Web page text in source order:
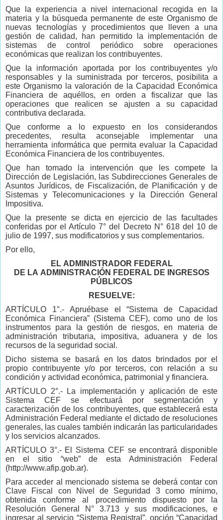
Que la experiencia a nivel internacional recogida en la
materia y la búsqueda permanente de este Organismo de
nuevas tecnologías y procedimientos que lleven a una
gestión de calidad, han permitido la implementación de
sistemas de control periódico sobre operaciones
económicas que realizan los contribuyentes.
Que la información aportada por los contribuyentes y/o
responsables y la suministrada por terceros, posibilita a
este Organismo la valoración de la Capacidad Económica
Financiera de aquéllos, en orden a fiscalizar que las
operaciones que realicen se ajusten a su capacidad
contributiva declarada.
Que conforme a lo expuesto en los considerandos
precedentes, resulta aconsejable implementar una
herramienta informática que permita evaluar la Capacidad
Económica Financiera de los contribuyentes.
Que han tomado la intervención que les compete la
Dirección de Legislación, las Subdirecciones Generales de
Asuntos Jurídicos, de Fiscalización, de Planificación y de
Sistemas y Telecomunicaciones y la Dirección General
Impositiva.
Que la presente se dicta en ejercicio de las facultades
conferidas por el Artículo 7° del Decreto N° 618 del 10 de
julio de 1997, sus modificatorios y sus complementarios.
Por ello,
EL ADMINISTRADOR FEDERAL
DE LA ADMINISTRACIÓN FEDERAL DE INGRESOS
PÚBLICOS
RESUELVE:
ARTÍCULO 1°.- Apruébase el “Sistema de Capacidad
Económica Financiera” (Sistema CEF), como uno de los
instrumentos para la gestión de riesgos, en materia de
administración tributaria, impositiva, aduanera y de los
recursos de la seguridad social.
Dicho sistema se basará en los datos brindados por el
propio contribuyente y/o por terceros, con relación a su
condición y actividad económica, patrimonial y financiera.
ARTÍCULO 2°.- La implementación y aplicación de este
Sistema CEF se efectuará por segmentación y
caracterización de los contribuyentes, que establecerá esta
Administración Federal mediante el dictado de resoluciones
generales, las cuales también indicarán las particularidades
y los servicios alcanzados.
ARTÍCULO 3°.- El Sistema CEF se encontrará disponible
en el sitio “web” de esta Administración Federal
(http://www.afip.gob.ar).
Para acceder al mencionado sistema se deberá contar con
Clave Fiscal con Nivel de Seguridad 3 como mínimo,
obtenida conforme al procedimiento dispuesto por la
Resolución General N° 3.713 y sus modificaciones, e
ingresar al servicio “Sistema Registral”, opción “Capacidad